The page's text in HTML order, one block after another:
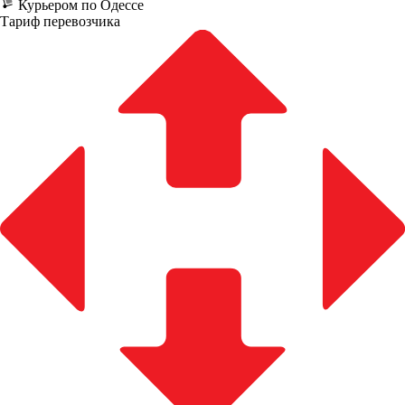
Курьером по Одессе
Тариф перевозчика